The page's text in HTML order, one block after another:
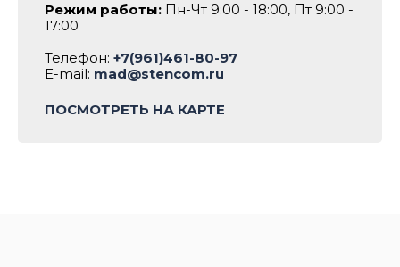
Режим работы: Пн-Чт 9:00 - 18:00, Пт 9:00 -
17:00
Телефон: +7(961)461-80-97
E-mail: mad@stencom.ru
ПОСМОТРЕТЬ НА КАРТЕ